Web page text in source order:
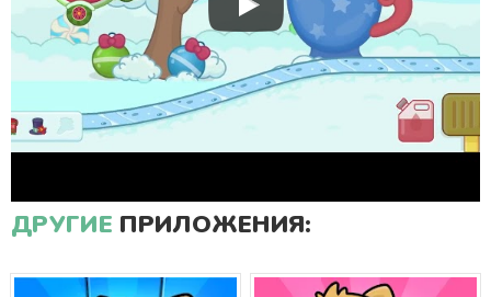
ДРУГИЕ ПРИЛОЖЕНИЯ: